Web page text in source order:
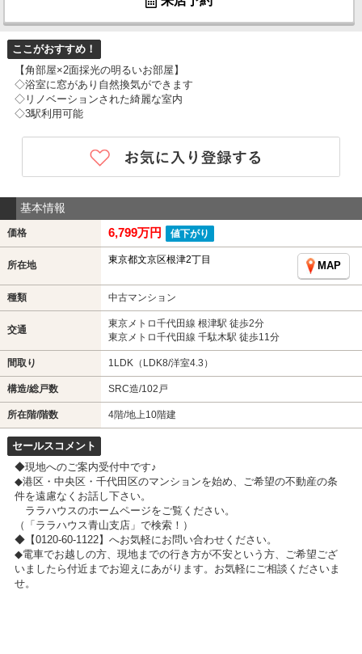
ここがおすすめ！
【角部屋×2面採光の明るいお部屋】
◇浴室に窓があり自然換気ができます
◇リノベーションされた綺麗な室内
◇3駅利用可能
基本情報
価格 6,799万円 値下がり
所在地 東京都文京区根津2丁目
MAP
種類 中古マンション
交通
東京メトロ千代田線 根津駅 徒歩2分
東京メトロ千代田線 千駄木駅 徒歩11分
間取り 1LDK（LDK8/洋室4.3）
構造/総戸数 SRC造/102戸
所在階/階数 4階/地上10階建
セールスコメント
◆現地へのご案内受付中です♪
◆港区・中央区・千代田区のマンションを始め、ご希望の不動産の条
件を遠慮なくお話し下さい。
ララハウスのホームページをご覧ください。
（「ララハウス青山支店」で検索！）
◆【0120-60-1122】へお気軽にお問い合わせください。
◆電車でお越しの方、現地までの行き方が不安という方、ご希望ござ
いましたら付近までお迎えにあがります。お気軽にご相談くださいま
せ。